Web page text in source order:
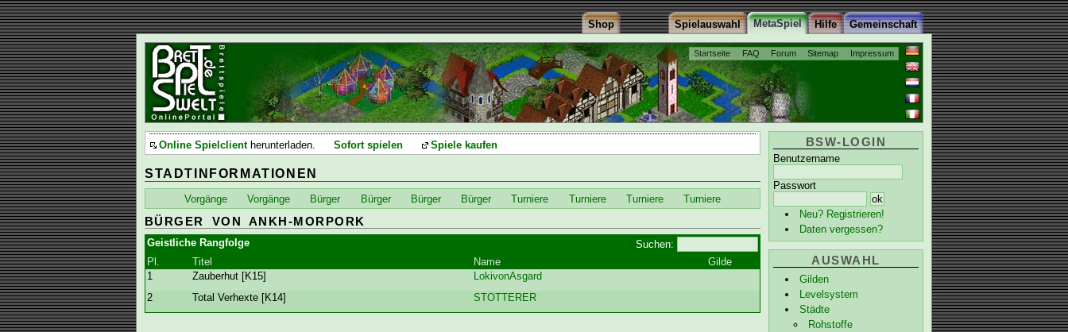
Startseite FAQ Forum Sitemap Impressum
Gemeinschaft
Hilfe
MetaSpiel
Spielauswahl
Shop
BSW-LOGIN
Benutzername
Passwort
Neu? Registrieren!
Daten vergessen?
AUSWAHL
Gilden
Levelsystem
Städte
Rohstoffe
Online Spielclientherunterladen. Sofort spielen Spiele kaufen
STADTINFORMATIONEN
Vorgänge Vorgänge Bürger Bürger Bürger Bürger Turniere Turniere Turniere Turniere
BÜRGER VON ANKH-MORPORK
Suchen:
Geistliche Rangfolge
Pl.
Titel Name
Gilde
1
Zauberhut [K15]
LokivonAsgard
2
Total Verhexte [K14] STOTTERER